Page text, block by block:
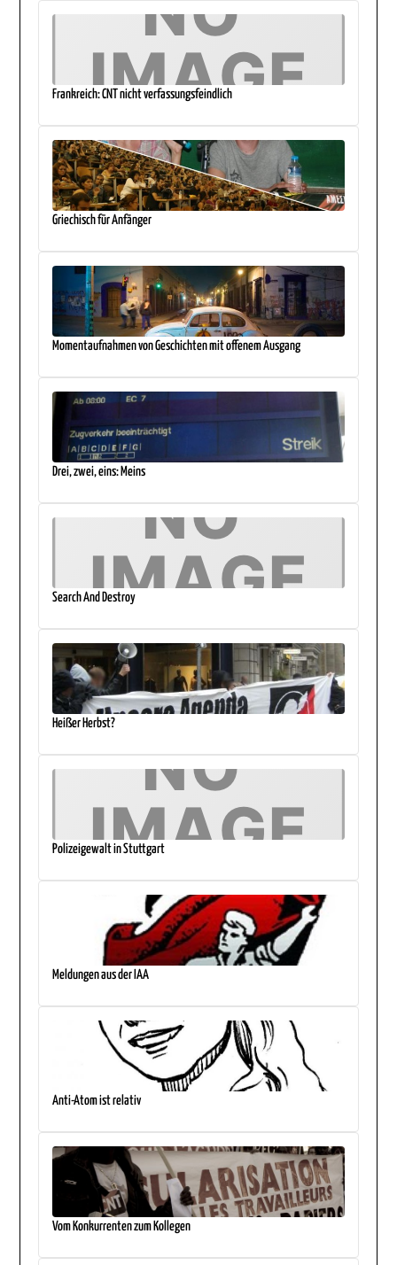
Frankreich: CNT nicht verfassungsfeindlich
Griechisch für Anfänger
Momentaufnahmen von Geschichten mit offenem Ausgang
Drei, zwei, eins: Meins
Search And Destroy
Heißer Herbst?
Polizeigewalt in Stuttgart
Meldungen aus der IAA
Anti-Atom ist relativ
Vom Konkurrenten zum Kollegen